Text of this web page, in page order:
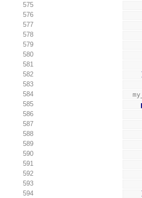
575
576
577
578
579
580
581
582
583
584
585
586
587
588
589
590
591
592
593
594